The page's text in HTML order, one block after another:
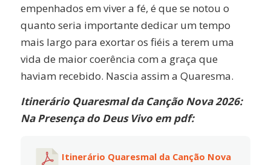
empenhados em viver a fé, é que se notou o
quanto seria importante dedicar um tempo
mais largo para exortar os fiéis a terem uma
vida de maior coerência com a graça que
haviam recebido. Nascia assim a Quaresma.
Itinerário Quaresmal da Canção Nova 2026:
Na Presença do Deus Vivo em pdf:
Itinerário Quaresmal da Canção Nova